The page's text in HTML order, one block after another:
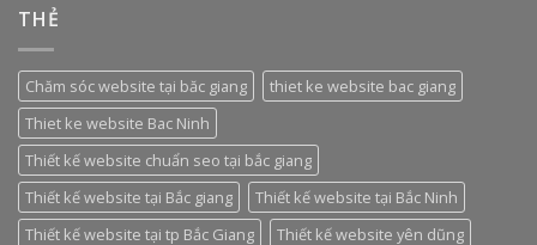
THẺ
Chăm sóc website tại băc giang
thiet ke website bac giang
Thiet ke website Bac Ninh
Thiết kế website chuẩn seo tại bắc giang
Thiết kế website tại Bắc giang
Thiết kế website tại Bắc Ninh
Thiết kế website tại tp Bắc Giang
Thiết kế website yên dũng